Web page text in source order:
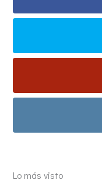
Lo más visto